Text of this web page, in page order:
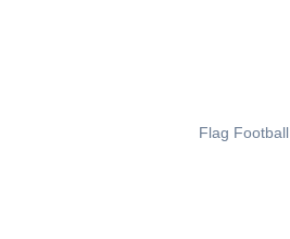
Flag Football